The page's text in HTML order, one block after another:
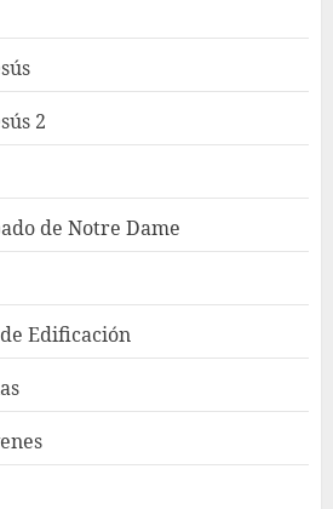
2
de Notre Dame
Edificación